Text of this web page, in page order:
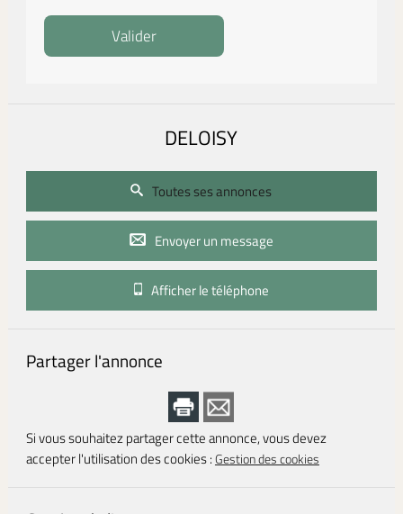
DELOISY
Toutes ses annonces
Envoyer un message
Afficher le téléphone
Partager l'annonce
Si vous souhaitez partager cette annonce, vous devez
accepter l'utilisation des cookies :Gestion des cookies